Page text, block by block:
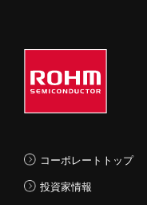
ML62Q1000シリーズ
コーポレートトップ
投資家情報